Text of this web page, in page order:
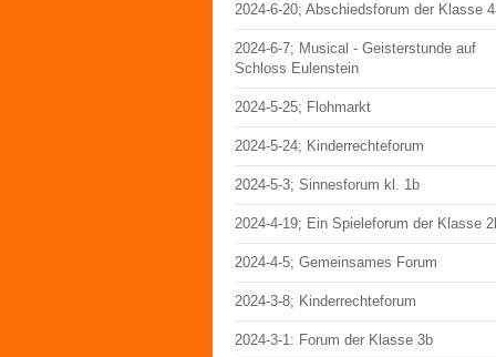
2024-6-20; Abschiedsforum der Klasse
2024-6-7; Musical - Geisterstunde auf
Schloss Eulenstein
2024-5-25; Flohmarkt
2024-5-24; Kinderrechteforum
2024-5-3; Sinnesforum kl. 1b
2024-4-19; Ein Spieleforum der Klasse
2024-4-5; Gemeinsames Forum
2024-3-8; Kinderrechteforum
2024-3-1: Forum der Klasse 3b